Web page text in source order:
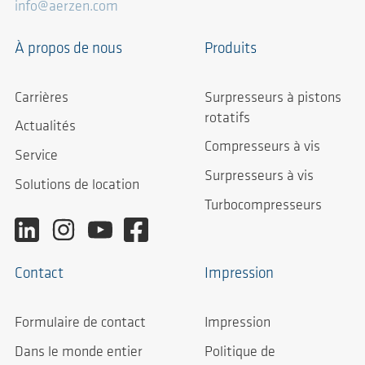
info@aerzen.com
À propos de nous
Carrières
Actualités
Service
Solutions de location
Produits
Surpresseurs à pistons
rotatifs
Compresseurs à vis
Surpresseurs à vis
Turbocompresseurs
Contact
Formulaire de contact
Dans le monde entier
Impression
Impression
Politique de